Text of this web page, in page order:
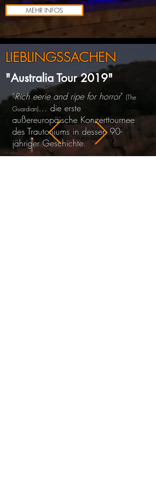
MEHR INFOS
LIEBLINGSSACHEN
"Australia Tour 2019"
"Rich eerie and ripe for horror" (The
Guardian)... die erste
außereuropäische Konzerttournee
des Trautoniums in dessen 90-
jähriger Geschichte.